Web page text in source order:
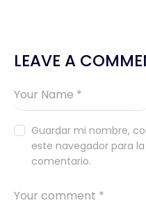
LEAVE A
Guardar mi nombre,
este navegador para
comentario.